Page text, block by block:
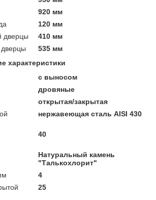
920 мм
120 мм
дверцы
410 мм
535 мм
характеристики
с выносом
дровяные
открытая/закрытая
нержавеющая сталь AISI 430
40
Натуральный камень
"Талькохлорит"
4
25